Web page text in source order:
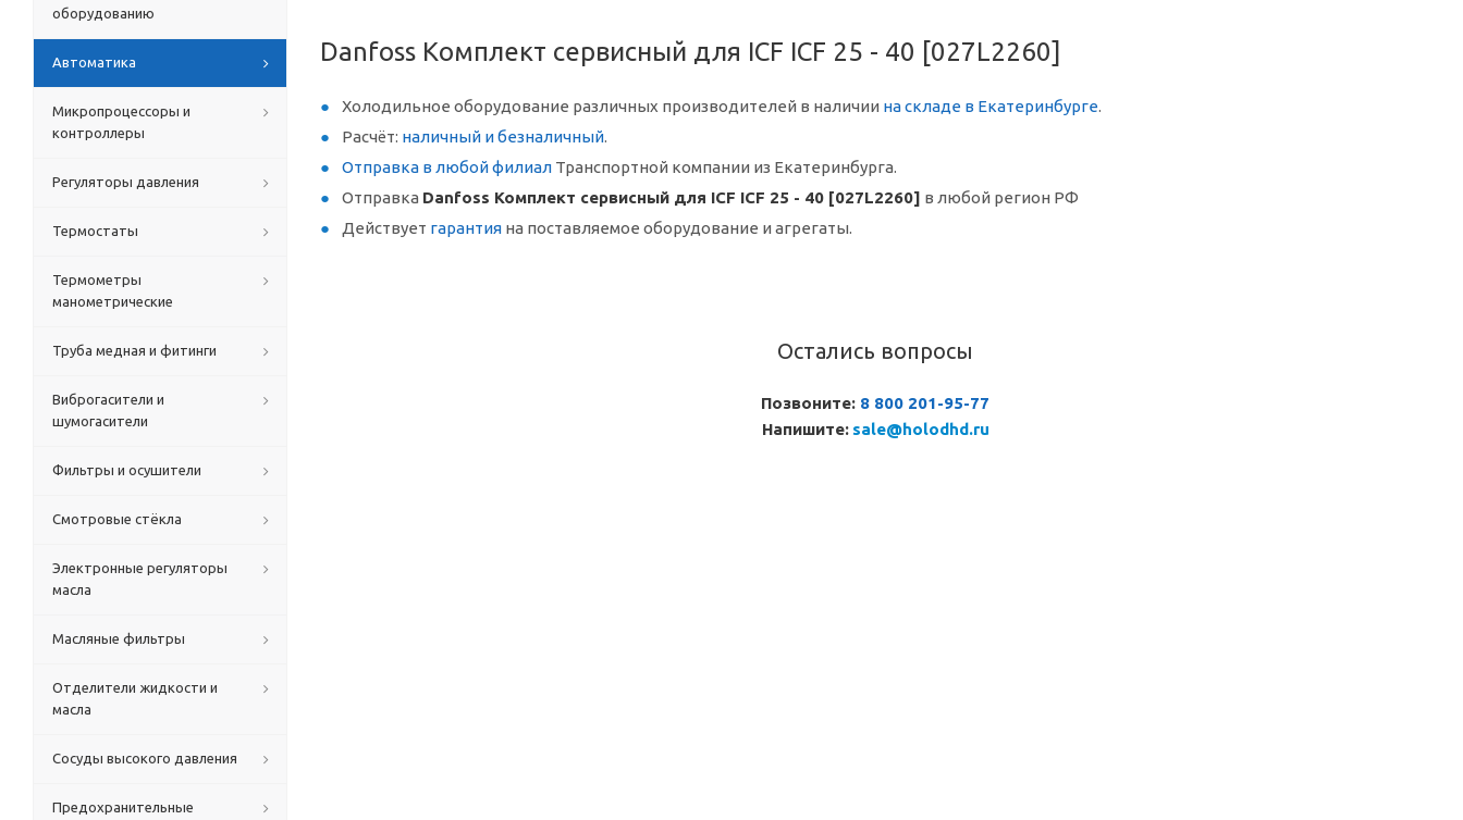
Danfoss Комплект сервисный для ICF ICF 25 - 40 [027L2260]
Холодильное оборудование различных производителей в наличии на складе в Екатеринбурге.
Расчёт: наличный и безналичный.
Отправка в любой филиал Транспортной компании из Екатеринбурга.
Отправка Danfoss Комплект сервисный для ICF ICF 25 - 40 [027L2260] в любой регион РФ
Действует гарантия на поставляемое оборудование и агрегаты.
Остались вопросы
Позвоните: 8 800 201-95-77
Напишите: sale@holodhd.ru
оборудованию
Автоматика
Микропроцессоры и
контроллеры
Регуляторы давления
Термостаты
Термометры
манометрические
Труба медная и фитинги
Виброгасители и
шумогасители
Фильтры и осушители
Смотровые стёкла
Электронные регуляторы
масла
Масляные фильтры
Отделители жидкости и
масла
Сосуды высокого давления
Предохранительные